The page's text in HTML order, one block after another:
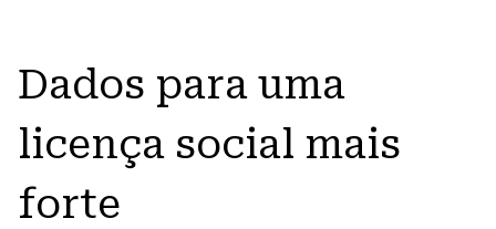
Dados para uma
licença social mais
forte